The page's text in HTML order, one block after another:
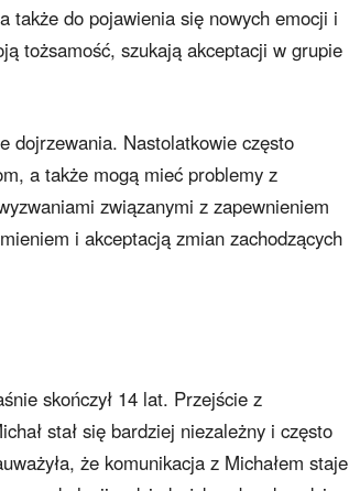
także do pojawienia się nowych emocji i
tożsamość, szukają akceptacji w grupie
dojrzewania. Nastolatkowie często
a także mogą mieć problemy z
związanymi z zapewnieniem
i akceptacją zmian zachodzących
skończył 14 lat. Przejście z
stał się bardziej niezależny i często
że komunikacja z Michałem staje